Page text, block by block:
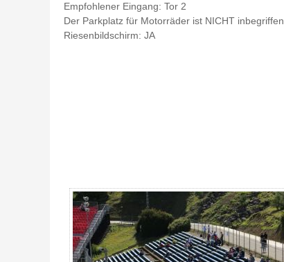
Empfohlener Eingang: Tor 2
Der Parkplatz für Motorräder ist NICHT inbegriffen
Riesenbildschirm: JA